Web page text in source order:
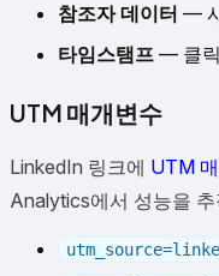
참조자 데이터 —
타임스탬프 — 클
UTM 매개변수
LinkedIn 링크에 UTM
Analytics에서 성능을